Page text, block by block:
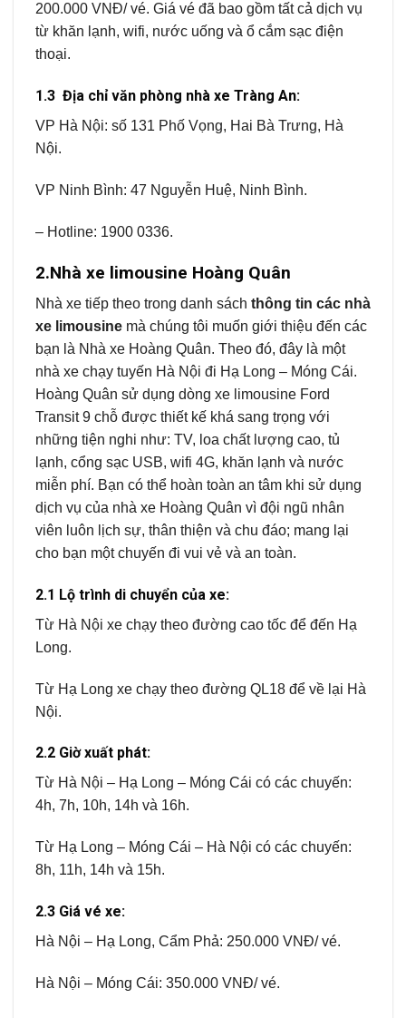
200.000 VNĐ/ vé. Giá vé đã bao gồm tất cả dịch vụ
từ khăn lạnh, wifi, nước uống và ổ cắm sạc điện
thoại.
1.3 Địa chỉ văn phòng nhà xe Tràng An:
VP Hà Nội: số 131 Phố Vọng, Hai Bà Trưng, Hà
Nội.
VP Ninh Bình: 47 Nguyễn Huệ, Ninh Bình.
– Hotline: 1900 0336.
2.Nhà xe limousine Hoàng Quân
Nhà xe tiếp theo trong danh sách thông tin các nhà
xe limousine mà chúng tôi muốn giới thiệu đến các
bạn là Nhà xe Hoàng Quân. Theo đó, đây là một
nhà xe chạy tuyến Hà Nội đi Hạ Long – Móng Cái.
Hoàng Quân sử dụng dòng xe limousine Ford
Transit 9 chỗ được thiết kế khá sang trọng với
những tiện nghi như: TV, loa chất lượng cao, tủ
lạnh, cổng sạc USB, wifi 4G, khăn lạnh và nước
miễn phí. Bạn có thể hoàn toàn an tâm khi sử dụng
dịch vụ của nhà xe Hoàng Quân vì đội ngũ nhân
viên luôn lịch sự, thân thiện và chu đáo; mang lại
cho bạn một chuyến đi vui vẻ và an toàn.
2.1 Lộ trình di chuyển của xe:
Từ Hà Nội xe chạy theo đường cao tốc để đến Hạ
Long.
Từ Hạ Long xe chạy theo đường QL18 để về lại Hà
Nội.
2.2 Giờ xuất phát:
Từ Hà Nội – Hạ Long – Móng Cái có các chuyến:
4h, 7h, 10h, 14h và 16h.
Từ Hạ Long – Móng Cái – Hà Nội có các chuyến:
8h, 11h, 14h và 15h.
2.3 Giá vé xe:
Hà Nội – Hạ Long, Cẩm Phả: 250.000 VNĐ/ vé.
Hà Nội – Móng Cái: 350.000 VNĐ/ vé.